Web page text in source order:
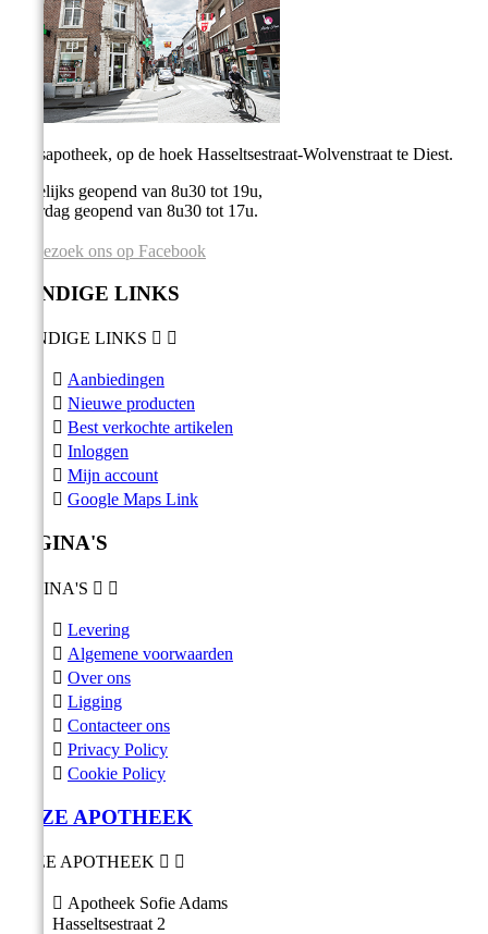
Stadsapotheek, op de hoek Hasseltsestraat-Wolvenstraat te Diest.
Dagelijks geopend van 8u30 tot 19u,
Zaterdag geopend van 8u30 tot 17u.
Bezoek ons op Facebook
HANDIGE LINKS
HANDIGE LINKS  
 Aanbiedingen
 Nieuwe producten
 Best verkochte artikelen
 Inloggen
 Mijn account
 Google Maps Link
PAGINA'S
PAGINA'S  
 Levering
 Algemene voorwaarden
 Over ons
 Ligging
 Contacteer ons
 Privacy Policy
 Cookie Policy
ONZE APOTHEEK
ONZE APOTHEEK  
 Apotheek Sofie Adams
Hasseltsestraat 2